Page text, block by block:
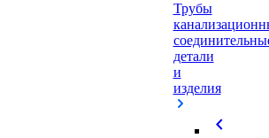
Трубы
детали
и
изделия
chevron_left